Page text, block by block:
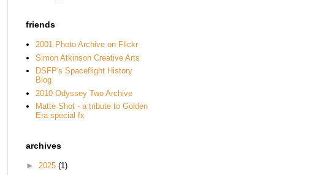
friends
2001 Photo Archive on Flickr
Simon Atkinson Creative Arts
DSFP's Spaceflight History
Blog
2010 Odyssey Two Archive
Matte Shot - a tribute to Golden
Era special fx
archives
► 2025 (1)